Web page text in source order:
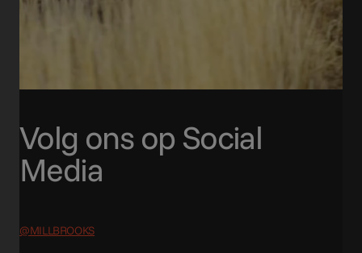
Volg ons op Social
Media
@MILLBROOKS